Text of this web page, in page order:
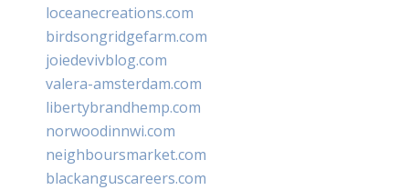
loceanecreations.com
birdsongridgefarm.com
joiedevivblog.com
valera-amsterdam.com
libertybrandhemp.com
norwoodinnwi.com
neighboursmarket.com
blackanguscareers.com